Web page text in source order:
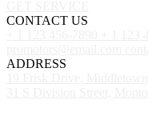
CONTACT US
ADDRESS